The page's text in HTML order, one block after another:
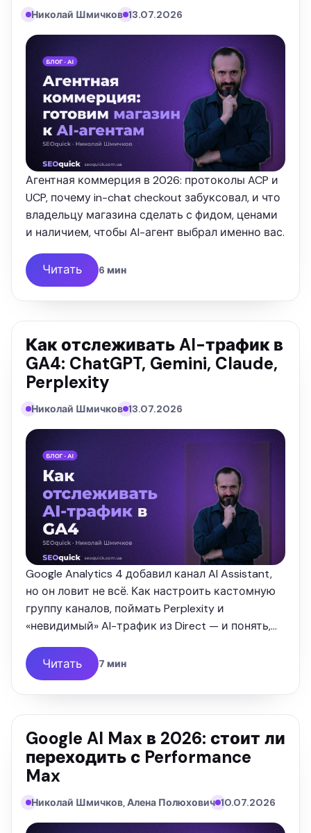
Николай Шмичков 13.07.2026
Агентная коммерция в 2026: протоколы ACP и
UCP, почему in-chat checkout забуксовал, и что
владельцу магазина сделать с фидом, ценами
и наличием, чтобы AI-агент выбрал именно вас.
Читать 6 мин
Как отслеживать AI-трафик в
GA4: ChatGPT, Gemini, Claude,
Perplexity
Николай Шмичков 13.07.2026
Google Analytics 4 добавил канал AI Assistant,
но он ловит не всё. Как настроить кастомную
группу каналов, поймать Perplexity и
«невидимый» AI-трафик из Direct — и понять,
Читать 7 мин
Google AI Max в 2026: стоит ли
переходить с Performance
Max
Николай Шмичков, Алена Полюхович 10.07.2026